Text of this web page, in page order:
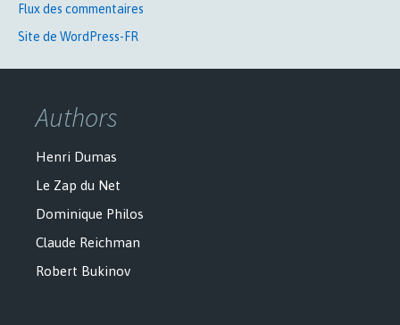
Flux des commentaires
Site de WordPress-FR
Authors
Henri Dumas
Le Zap du Net
Dominique Philos
Claude Reichman
Robert Bukinov